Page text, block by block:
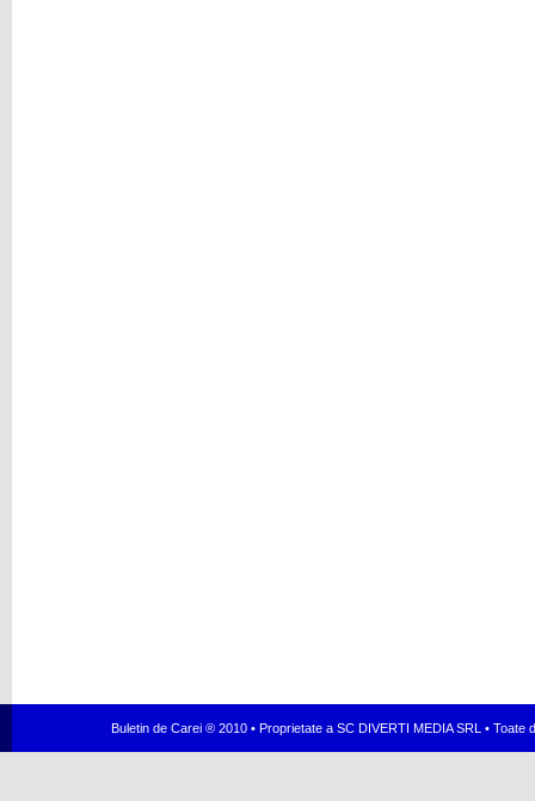
Buletin de Carei ® 2010 • Proprietate a SC DIVERTI MEDIA SRL •